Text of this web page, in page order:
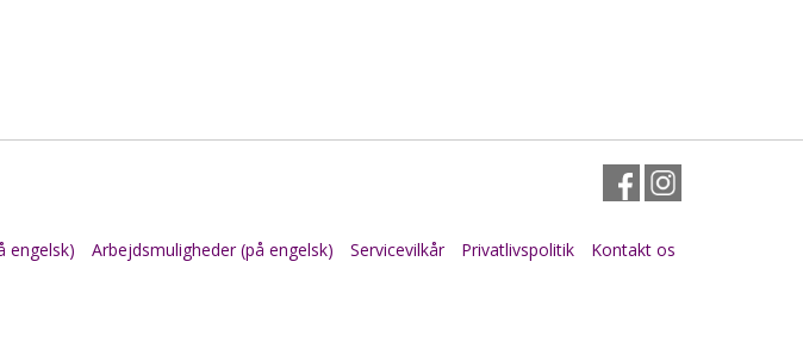
FacebookInstagram
engelsk) Arbejdsmuligheder (på engelsk) Servicevilkår Privatlivspolitik Kontakt os